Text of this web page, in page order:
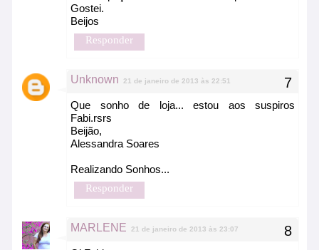
Gostei.
Beijos
Responder
Unknown 21 de janeiro de 2013 às 22:51
Que sonho de loja... estou aos suspiros
Fabi.rsrs
Beijão,
Alessandra Soares
Realizando Sonhos...
Responder
MARLENE 21 de janeiro de 2013 às 23:07